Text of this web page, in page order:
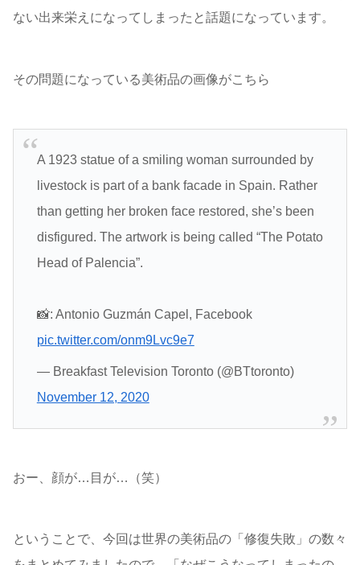
ない出来栄えになってしまったと話題になっています。
その問題になっている美術品の画像がこちら
A 1923 statue of a smiling woman surrounded by
livestock is part of a bank facade in Spain. Rather
than getting her broken face restored, she’s been
disfigured. The artwork is being called “The Potato
Head of Palencia”.
📸: Antonio Guzmán Capel, Facebook
pic.twitter.com/onm9Lvc9e7
— Breakfast Television Toronto (@BTtoronto)
November 12, 2020
おー、顔が…目が…（笑）
ということで、今回は世界の美術品の「修復失敗」の数々